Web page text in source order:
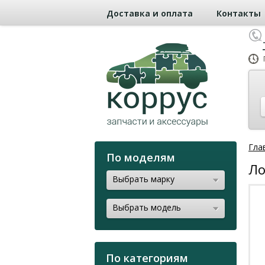
Доставка и оплата Контакты
По моделям
Выбрать марку
Выбрать модель
По категориям